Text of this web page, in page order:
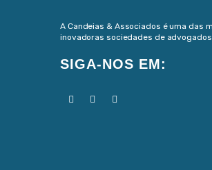
A Candeias & Associados é uma das
inovadoras sociedades de
SIGA-NOS EM: